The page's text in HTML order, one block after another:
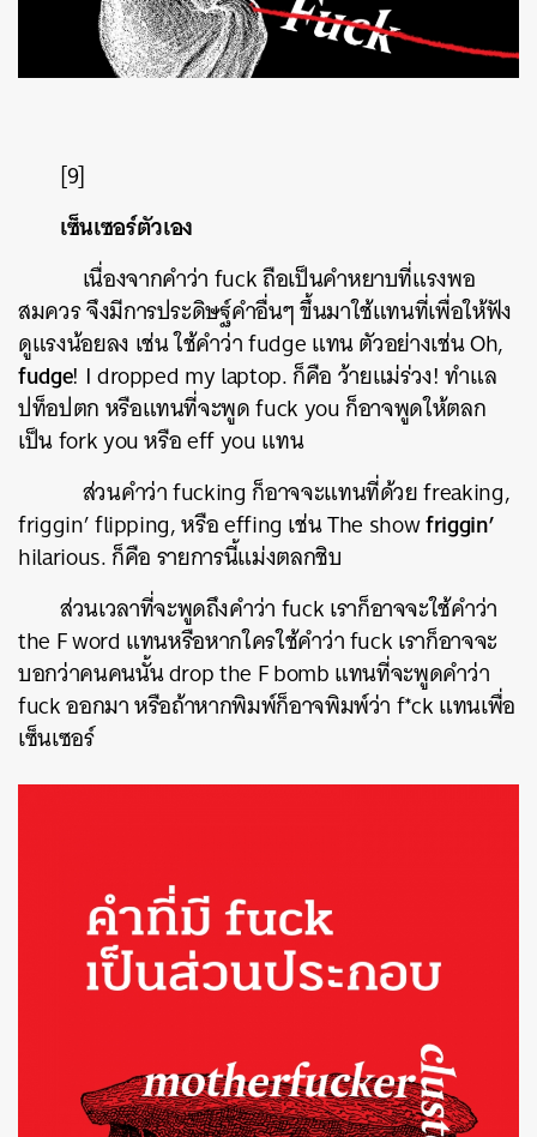
[9]
เซ็นเซอร์ตัวเอง
เนื่องจากคำว่า fuck ถือเป็นคำหยาบที่แรงพอ
สมควร จึงมีการประดิษฐ์คำอื่นๆ ขึ้นมาใช้แทนที่เพื่อให้ฟัง
ดูแรงน้อยลง เช่น ใช้คำว่า fudge แทน ตัวอย่างเช่น Oh,
fudge! I dropped my laptop. ก็คือ ว้ายแม่ร่วง! ทำแล
ปท็อปตก หรือแทนที่จะพูด fuck you ก็อาจพูดให้ตลก
เป็น fork you หรือ eff you แทน
ส่วนคำว่า fucking ก็อาจจะแทนที่ด้วย freaking,
friggin’ flipping, หรือ effing เช่น The showfriggin’
hilarious. ก็คือ รายการนี้แม่งตลกชิบ
ส่วนเวลาที่จะพูดถึงคำว่า fuck เราก็อาจจะใช้คำว่า
the F word แทนหรือหากใครใช้คำว่า fuck เราก็อาจจะ
บอกว่าคนคนนั้น drop the F bomb แทนที่จะพูดคำว่า
fuck ออกมา หรือถ้าหากพิมพ์ก็อาจพิมพ์ว่า f*ck แทนเพื่อ
เซ็นเซอร์